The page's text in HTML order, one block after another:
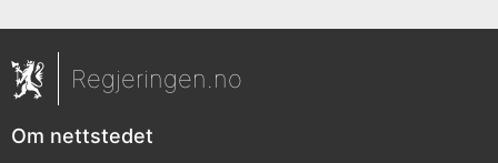
Regjeringen.no
Om nettstedet